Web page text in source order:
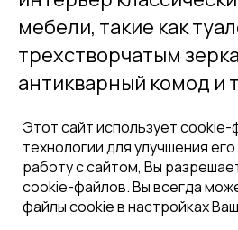
мебели, такие как
трехстворчатым
антикварный комод и
Мягкая цветовая
предпочтение мягким
успокаивающим
таким как
Этот сайт использует cookie-
технологии для улучшения
работу с сайтом, Вы
cookie-файлов. Вы всегда
файлы cookie в настройках